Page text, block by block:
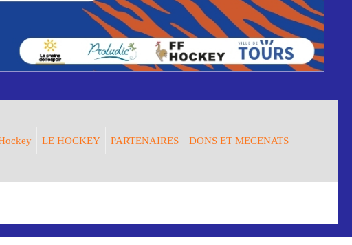
LE HOCKEY PARTENAIRES DONS ET MECENATS